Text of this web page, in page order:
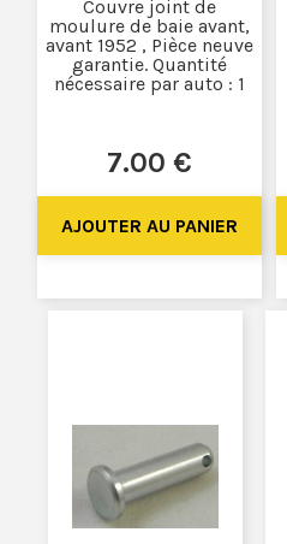
7.00 €
Couvre joint de
moulure de baie avant,
avant 1952 , Pièce neuve
garantie. Quantité
nécessaire par auto : 1